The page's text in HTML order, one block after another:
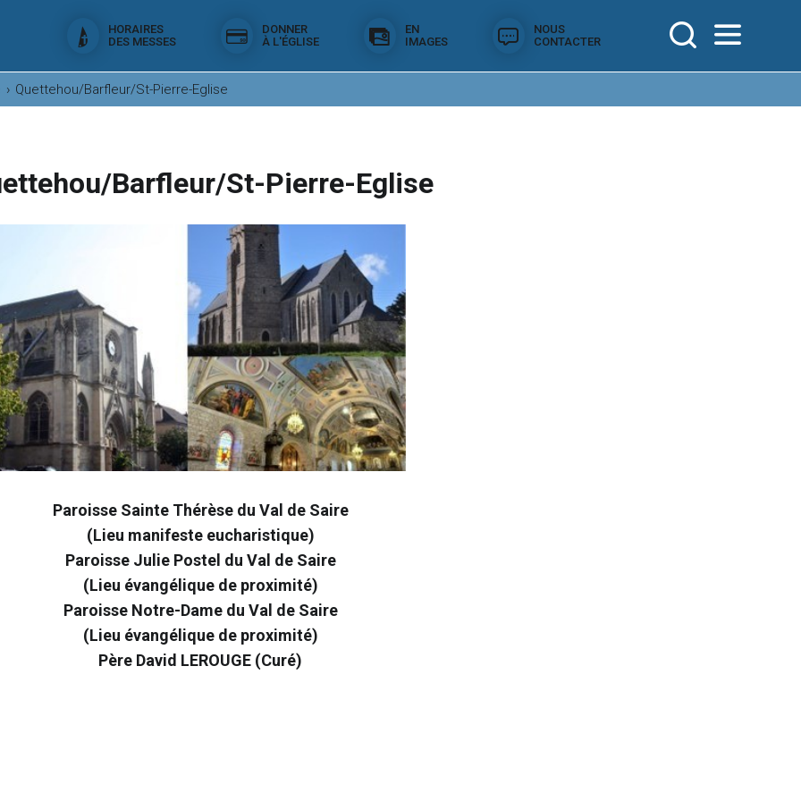
HORAIRES
DES MESSES
DONNER
À L'ÉGLISE
EN
IMAGES
NOUS
CONTACTER
› Quettehou/Barfleur/St-Pierre-Eglise
Barfleur/St-Pierre-Eglise
Paroisse Sainte Thérèse du Val de Saire
(Lieu manifeste eucharistique)
Paroisse Julie Postel du Val de Saire
(Lieu évangélique de proximité)
Paroisse Notre-Dame du Val de Saire
(Lieu évangélique de proximité)
Père David LEROUGE (Curé)